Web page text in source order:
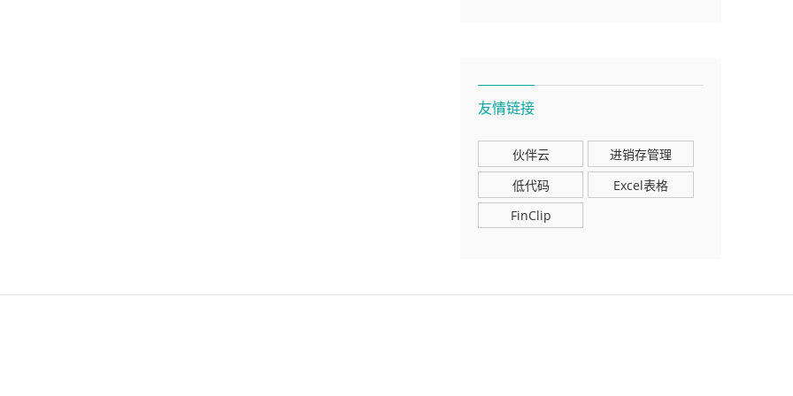
友情链接
伙伴云
进销存管理
低代码
Excel表格
FinClip